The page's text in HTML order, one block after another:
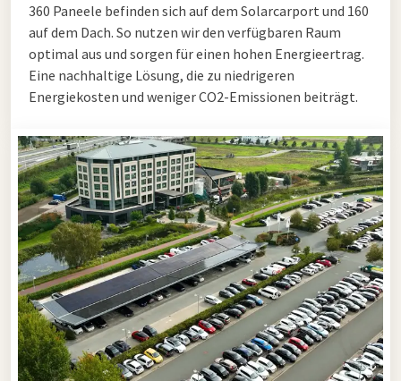
360 Paneele befinden sich auf dem Solarcarport und 160
auf dem Dach. So nutzen wir den verfügbaren Raum
optimal aus und sorgen für einen hohen Energieertrag.
Eine nachhaltige Lösung, die zu niedrigeren
Energiekosten und weniger CO2-Emissionen beiträgt.